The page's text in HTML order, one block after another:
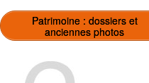
Patrimoine : dossiers et
anciennes photos